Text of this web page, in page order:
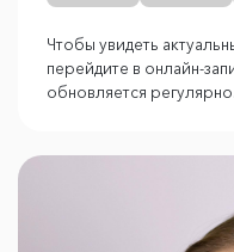
Чтобы увидеть
перейдите в онлайн-
обновляется регулярно.